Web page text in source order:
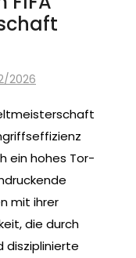
2026
ein hohes Tor-
mit ihrer
die durch
disziplinierte